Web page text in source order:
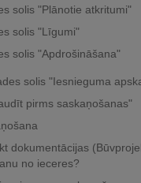
solis "Plānotie atkritumi"
solis "Līgumi"
solis "Apdrošināšana"
solis "Iesnieguma
pirms saskaņošanas"
dokumentācijas
no ieceres?